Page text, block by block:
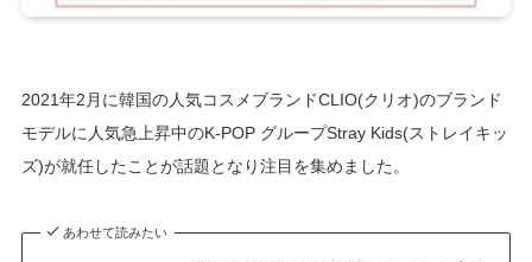
2021年2月に韓国の人気コスメブランドCLIO(クリオ)のブランド
モデルに人気急上昇中のK-POP グループStray Kids(ストレイキッ
ズ)が就任したことが話題となり注目を集めました。
あわせて読みたい